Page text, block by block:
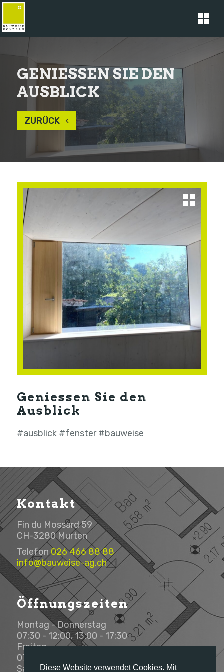
Diese Website verwendet Cookies. Mit
GENIESSEN SIE DEN
AUSBLICK
ZURÜCK
Geniessen Sie den
Ausblick
#ausblick #fenster #bauweise
Kontakt
Fin du Mossard 59
CH-3280 Murten
Telefon026 466 88 88
info@bauweise-ag.ch
Öffnungszeiten
Montag - Donnerstag
07:30 - 12:00, 13:00 - 17:30
Freitag
07:30 - 12:00, 13:00 - 16:00
Samstag - Sonntag